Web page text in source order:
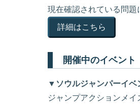
現在確認されている問
詳細はこちら
開催中のイベント
▼ソウルジャンパーイベ
ジャンプアクションメ